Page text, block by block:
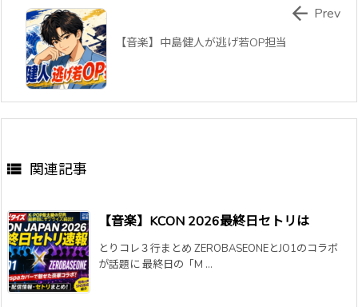
【音楽】中島健人が逃げ若OP担当
 Prev
 関連記事
【音楽】KCON 2026最終日セトリは
とりコレ３行まとめ ZEROBASEONEとJO1のコラボ
が話題に 最終日の「M ...